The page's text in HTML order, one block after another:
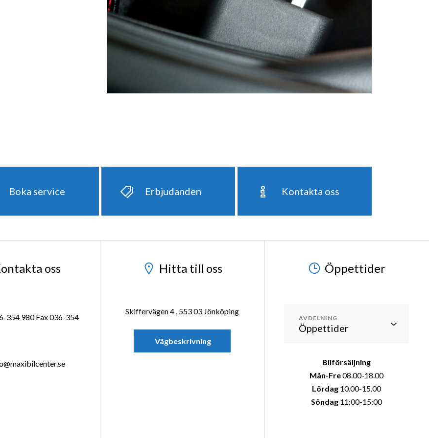
Boka service Erbjudanden Kontakta oss
oss
354 980 Fax 036-354
Hitta till oss
Skiffervägen 4 , 553 03 Jönköping
Vägbeskrivning
Öppettider
AVDELNING
Bilförsäljning
Mån-Fre08.00-18.00
Lördag 10.00-15.00
Söndag 11:00-15:00